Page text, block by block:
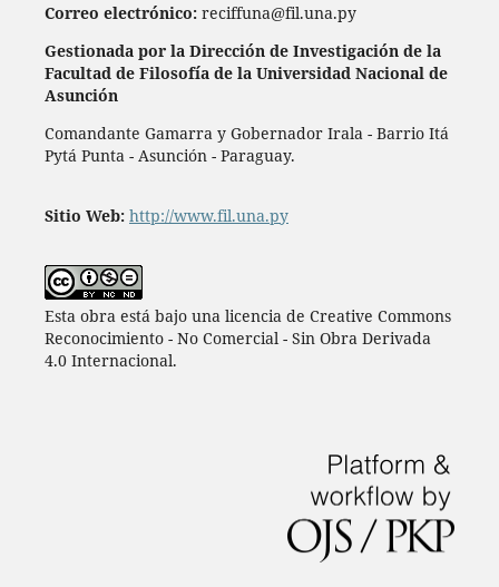
Correo electrónico: reciffuna@fil.una.py
Gestionada por la Dirección de Investigación de la
Facultad de Filosofía de la Universidad Nacional de
Asunción
Comandante Gamarra y Gobernador Irala - Barrio Itá
Pytá Punta - Asunción - Paraguay.
Sitio Web: http://www.fil.una.py
Esta obra está bajo una licencia de Creative Commons
Reconocimiento - No Comercial - Sin Obra Derivada
4.0 Internacional.